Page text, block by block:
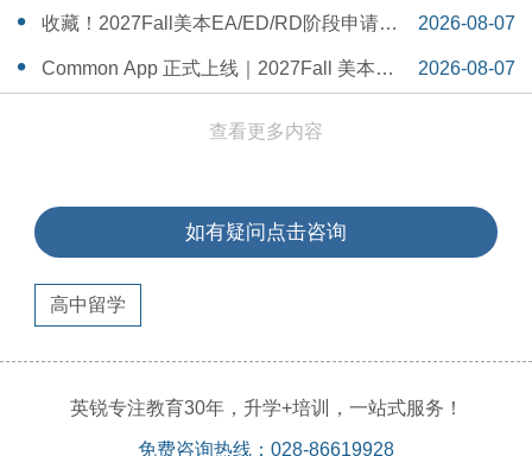
14:26:40
收藏！2027Fall美本EA/ED/RD阶段申请截
止日期汇总！
2026-08-07
14:20:11
Common App 正式上线｜2027Fall 美本申
2026-08-07
查看更多内容
如有疑问点击咨询
高中留学
英锐专注教育30年，升学+培训，一站式服务！
免费咨询热线：028-86619928